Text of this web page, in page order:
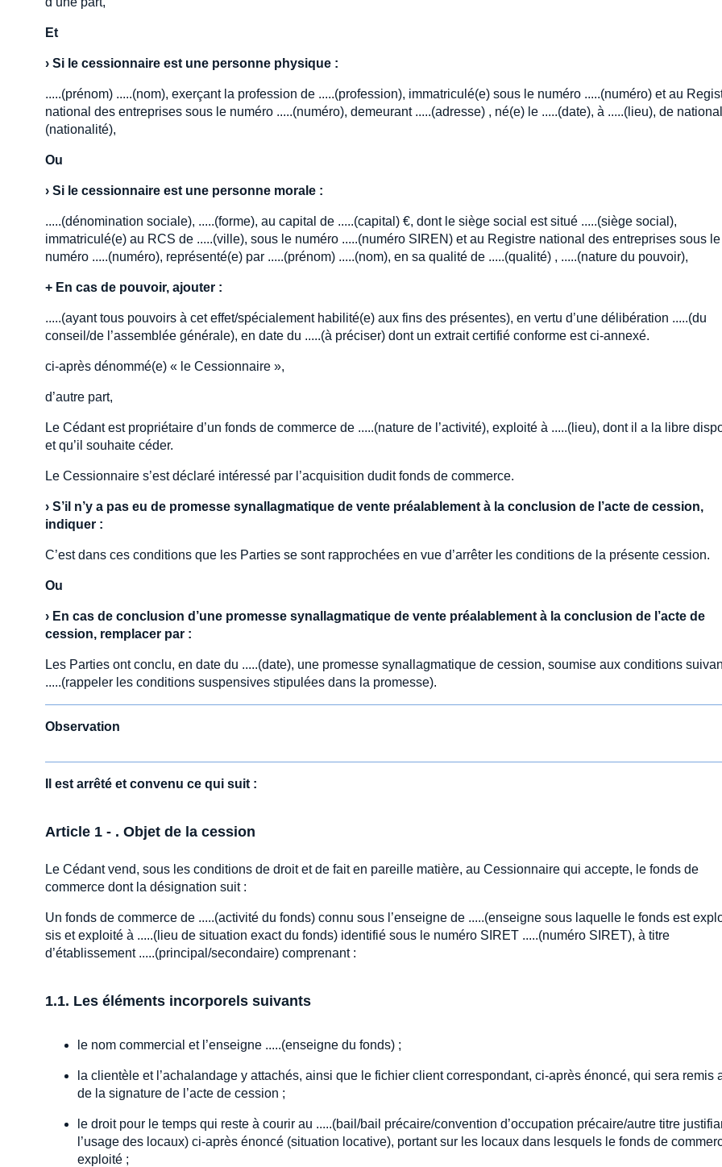
Et
› Si le cessionnaire est une personne physique :
.....(prénom) .....(nom), exerçant la profession de .....(profession), immatriculé(e) sous le numéro .....(numéro) et au
national des entreprises sous le numéro .....(numéro), demeurant .....(adresse) , né(e) le .....(date), à .....(lieu), de
(nationalité),
Ou
› Si le cessionnaire est une personne morale :
.....(dénomination sociale), .....(forme), au capital de .....(capital) €, dont le siège social est situé .....(siège social),
immatriculé(e) au RCS de .....(ville), sous le numéro .....(numéro SIREN) et au Registre national des entreprises sous le
numéro .....(numéro), représenté(e) par .....(prénom) .....(nom), en sa qualité de .....(qualité) , .....(nature du pouvoir),
+ En cas de pouvoir, ajouter :
.....(ayant tous pouvoirs à cet effet/spécialement habilité(e) aux fins des présentes), en vertu d’une délibération .....(du
conseil/de l’assemblée générale), en date du .....(à préciser) dont un extrait certifié conforme est ci-annexé.
ci-après dénommé(e) « le Cessionnaire »,
d’autre part,
Le Cédant est propriétaire d’un fonds de commerce de .....(nature de l’activité), exploité à .....(lieu), dont il a la libre
et qu’il souhaite céder.
Le Cessionnaire s’est déclaré intéressé par l’acquisition dudit fonds de commerce.
› S’il n’y a pas eu de promesse synallagmatique de vente préalablement à la conclusion de l’acte de cession,
indiquer :
C’est dans ces conditions que les Parties se sont rapprochées en vue d’arrêter les conditions de la présente cession.
Ou
› En cas de conclusion d’une promesse synallagmatique de vente préalablement à la conclusion de l’acte de
cession, remplacer par :
Les Parties ont conclu, en date du .....(date), une promesse synallagmatique de cession, soumise aux conditions
.....(rappeler les conditions suspensives stipulées dans la promesse).
Observation
Il est arrêté et convenu ce qui suit :
Article 1 - . Objet de la cession
Le Cédant vend, sous les conditions de droit et de fait en pareille matière, au Cessionnaire qui accepte, le fonds de
commerce dont la désignation suit :
Un fonds de commerce de .....(activité du fonds) connu sous l’enseigne de .....(enseigne sous laquelle le fonds est
sis et exploité à .....(lieu de situation exact du fonds) identifié sous le numéro SIRET .....(numéro SIRET), à titre
d’établissement .....(principal/secondaire) comprenant :
1.1. Les éléments incorporels suivants
le nom commercial et l’enseigne .....(enseigne du fonds) ;
la clientèle et l’achalandage y attachés, ainsi que le fichier client correspondant, ci-après énoncé, qui sera remis
de la signature de l’acte de cession ;
le droit pour le temps qui reste à courir au .....(bail/bail précaire/convention d’occupation précaire/autre titre
l’usage des locaux) ci-après énoncé (situation locative), portant sur les locaux dans lesquels le fonds de
exploité ;